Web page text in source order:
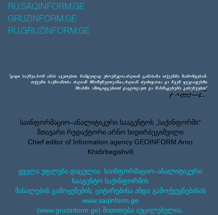
RU.SAQINFORM.GE
GRUZINFORM.GE
RU.GRUZINFORM.GE
საინფორმაციო–ანალიტიკური სააგენტოს „საქინფორმი”
მთავარი რედაქტორი არნო ხიდირბეგიშვილი
Chief editor of Information agency GEOINFORM Arno
Khidirbegishvili
ყველა უფლება დაცულია. საინფორმაციო–ანალიტიკური
სააგენტო საქინფორმის
მასალების გამოყენების, ციტირებისა ანდა გამოქვეყნებისას
www.saqinform.ge
(www.gruzinform.ge) მითითება აუცილებელია.